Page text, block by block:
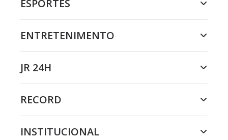
ESPORTES
ENTRETENIMENTO
JR 24H
RECORD
INSTITUCIONAL